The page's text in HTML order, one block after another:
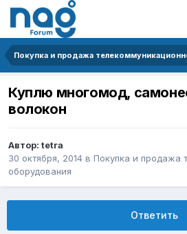
Куплю многомод,
волокон
Автор: tetra
30 октября, 2014 в Покупка и продажа
оборудования
Ответить